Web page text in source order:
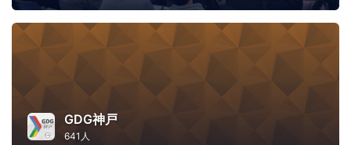
GDG神戸
641人